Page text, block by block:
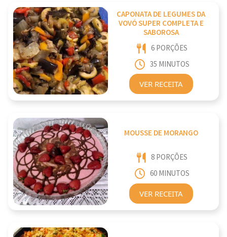
CAPONATA DE LEGUMES DA
VOVÓ SUPER COMPLETA E
SABOROSA
6 PORÇÕES
35 MINUTOS
VER RECEITA
MOUSSE DE MORANGO
8 PORÇÕES
60 MINUTOS
VER RECEITA